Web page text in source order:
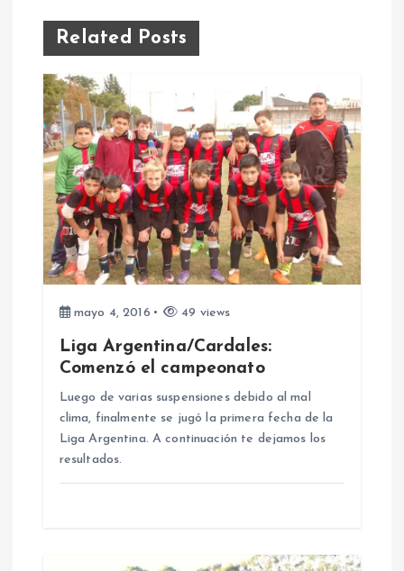
ó
n
d
e
e
n
Related Posts
mayo 4, 2016 49 views
Liga Argentina/Cardales:
Comenzó el campeonato
Luego de varias suspensiones debido al mal
clima, finalmente se jugó la primera fecha de la
Liga Argentina. A continuación te dejamos los
resultados.